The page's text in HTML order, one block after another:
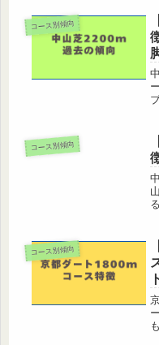
コース別傾向
コース別傾向
コース別傾向